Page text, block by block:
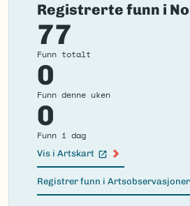
Registrerte funn i
77
Funn totalt
0
Funn denne uken
0
Funn i dag
Vis i Artskart
(Ekstern lenke)
Registrer funn i Artsobservasjoner
(Ekstern lenke)